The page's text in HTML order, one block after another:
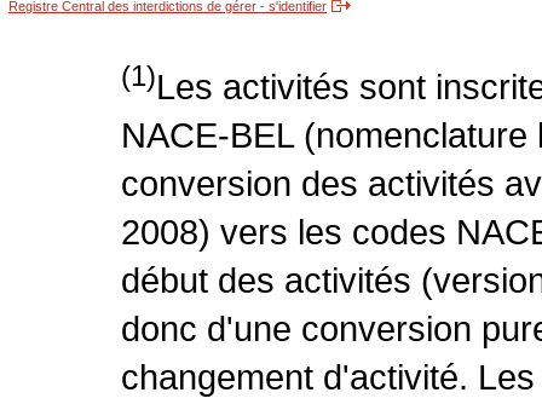
Registre Central des interdictions de gérer - s'identifier
(1)Les activités sont
NACE-BEL
conversion des activités
2008) vers les codes
début des activités
donc d'une conversion
changement d'activité.